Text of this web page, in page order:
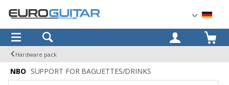
OK
Hardware pack
NBO SUPPORT FOR BAGUETTES/DRINKS